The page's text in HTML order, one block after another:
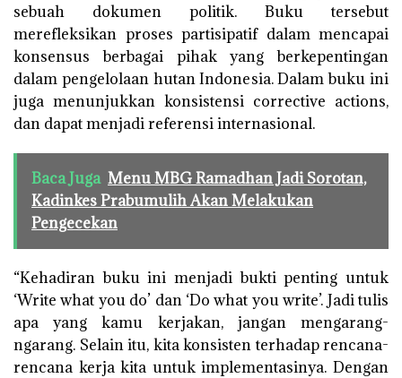
sebuah dokumen politik. Buku tersebut
merefleksikan proses partisipatif dalam mencapai
konsensus berbagai pihak yang berkepentingan
dalam pengelolaan hutan Indonesia. Dalam buku ini
juga menunjukkan konsistensi corrective actions,
dan dapat menjadi referensi internasional.
Baca Juga Menu MBG Ramadhan Jadi Sorotan,
Kadinkes Prabumulih Akan Melakukan
Pengecekan
“Kehadiran buku ini menjadi bukti penting untuk
‘Write what you do’ dan ‘Do what you write’. Jadi tulis
apa yang kamu kerjakan, jangan mengarang-
ngarang. Selain itu, kita konsisten terhadap rencana-
rencana kerja kita untuk implementasinya. Dengan